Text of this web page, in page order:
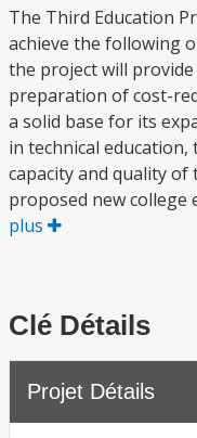
The Third Education
achieve the following
the project will
preparation of cost-
a solid base for its
in technical
capacity and quality
proposed new college
plus
Clé Détails
Projet Détails